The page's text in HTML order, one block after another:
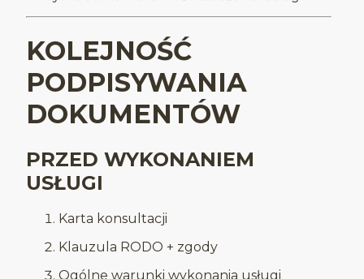
KOLEJNOŚĆ
PODPISYWANIA
DOKUMENTÓW
PRZED WYKONANIEM
USŁUGI
Karta konsultacji
Klauzula RODO + zgody
Ogólne warunki wykonania usługi